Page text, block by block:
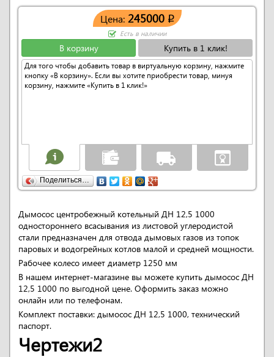
Цена: 245000 q
Есть в наличии
В корзину Купить в 1 клик!
Для того чтобы добавить товар в виртуальную корзину, нажмите
кнопку «В корзину». Если вы хотите приобрести товар, минуя
корзину, нажмите «Купить в 1 клик!»
Поделиться…
Дымосос центробежный котельный ДН 12,5 1000
одностороннего всасывания из листовой углеродистой
стали предназначен для отвода дымовых газов из топок
паровых и водогрейных котлов малой и средней мощности.
Рабочее колесо имеет диаметр 1250 мм
В нашем интернет-магазине вы можете купить дымосос ДН
12,5 1000 по выгодной цене. Оформить заказ можно
онлайн или по телефонам.
Комплект поставки: дымосос ДН 12,5 1000, технический
паспорт.
Чертежи2